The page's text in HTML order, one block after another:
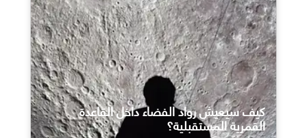
كيف سيعيش رواد الفضاء داخل القاعدة
القمرية المستقبلية؟